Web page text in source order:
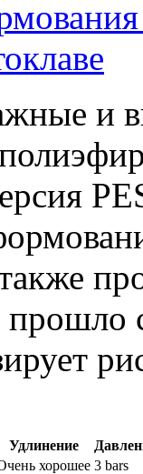
и
прошло
Удлинение
хорошее 3 bars